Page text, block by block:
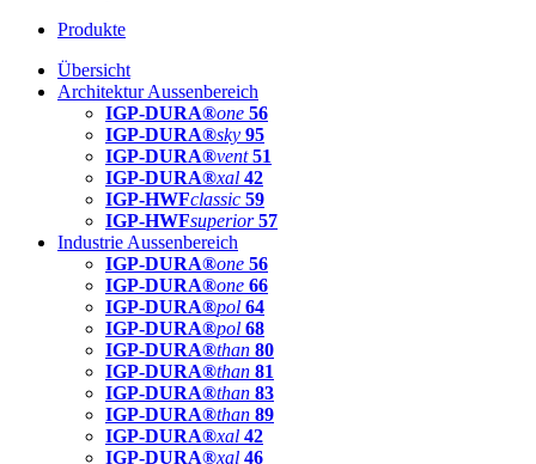
Produkte
Übersicht
Architektur Aussenbereich
IGP-DURA®one 56
IGP-DURA®sky 95
IGP-DURA®vent 51
IGP-DURA®xal 42
IGP-HWFclassic 59
IGP-HWFsuperior 57
Industrie Aussenbereich
IGP-DURA®one 56
IGP-DURA®one 66
IGP-DURA®pol 64
IGP-DURA®pol 68
IGP-DURA®than 80
IGP-DURA®than 81
IGP-DURA®than 83
IGP-DURA®than 89
IGP-DURA®xal 42
IGP-DURA®xal 46